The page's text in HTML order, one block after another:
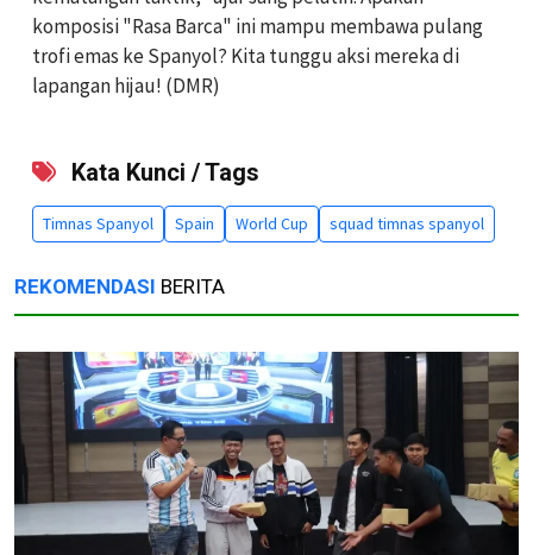
komposisi "Rasa Barca" ini mampu membawa pulang
trofi emas ke Spanyol? Kita tunggu aksi mereka di
lapangan hijau! (DMR)
Kata Kunci / Tags
Timnas Spanyol Spain World Cup squad timnas spanyol
REKOMENDASI BERITA